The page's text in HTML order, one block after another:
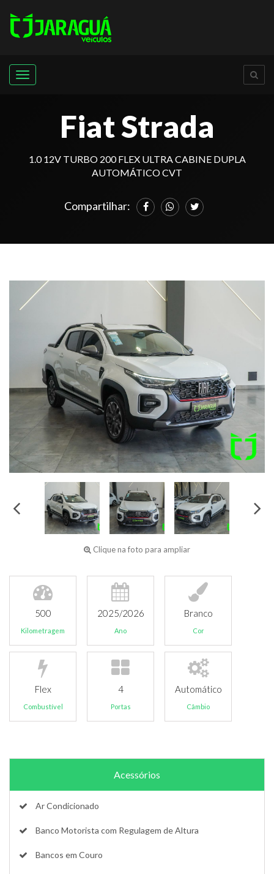
Menu
Fiat Strada
1.0 12V TURBO 200 FLEX ULTRA CABINE DUPLA
AUTOMÁTICO CVT
Compartilhar:
Clique na foto para ampliar
500
Kilometragem
2025/2026
Ano
Branco
Cor
Flex
Combustível
4
Portas
Automático
Câmbio
Acessórios
Ar Condicionado
Banco Motorista com Regulagem de Altura
Bancos em Couro